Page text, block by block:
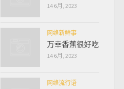
14 6月, 2023
网络新鲜事
万幸香蕉很好吃
14 6月, 2023
网络流行语